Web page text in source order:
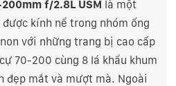
200mm f/2.8L USM là một
kính nể trong nhóm ống
với những trang bị cao cấp
70-200 cùng 8 lá khẩu khum
đẹp mắt và mượt mà. Ngoài